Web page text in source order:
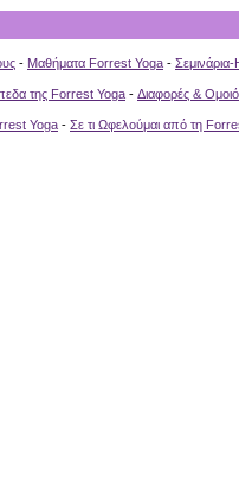
- Μαθήματα Forrest Yoga -
της Forrest Yoga - Διαφορές &
Yoga - Σε τι Ωφελούμαι από τη